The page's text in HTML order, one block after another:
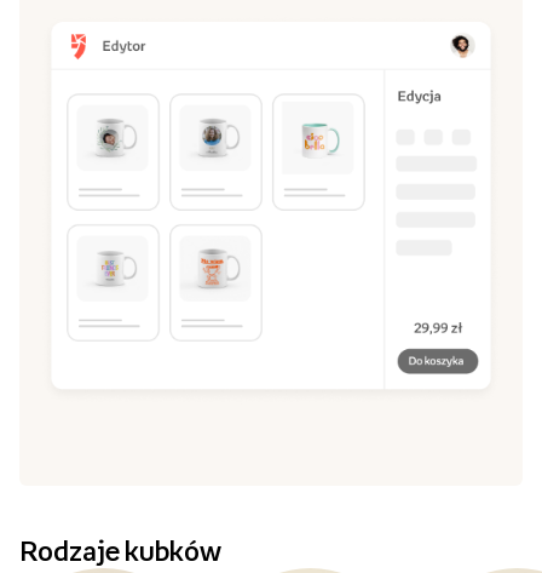
Rodzaje kubków